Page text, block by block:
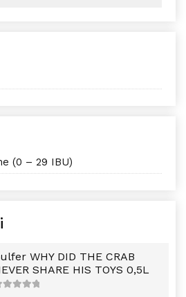
(0 – 29 IBU)
WHY DID THE CRAB
SHARE HIS TOYS 0,5L